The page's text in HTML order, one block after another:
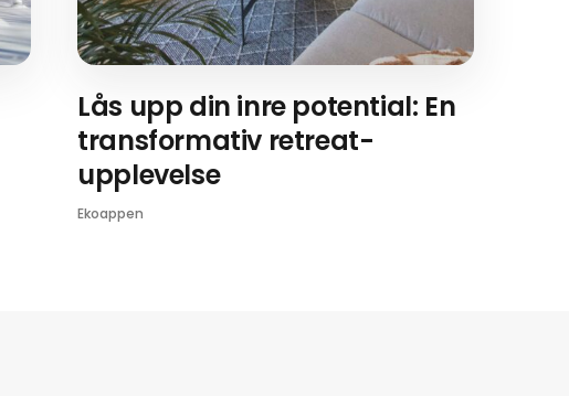
Lås upp din inre potential: En
transformativ retreat-
upplevelse
Ekoappen